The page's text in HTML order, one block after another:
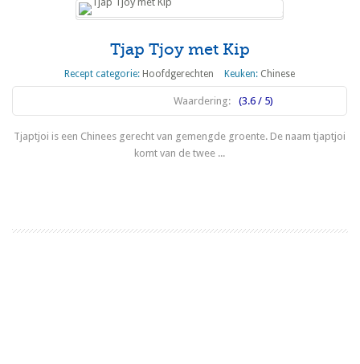
Tjap Tjoy met Kip
Recept categorie: Hoofdgerechten Keuken: Chinese
Waardering: (3.6 / 5)
Tjaptjoi is een Chinees gerecht van gemengde groente. De naam tjaptjoi
komt van de twee ...